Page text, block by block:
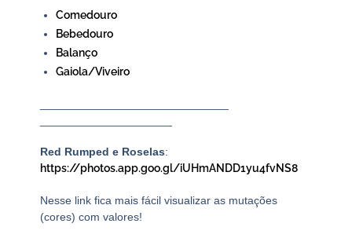
Comedouro
Bebedouro
Balanço
Gaiola/Viveiro
Red Rumped e Roselas:
https://photos.app.goo.gl/iUHmANDD1yu4fvNS8
Nesse link fica mais fácil visualizar as mutações
(cores) com valores!